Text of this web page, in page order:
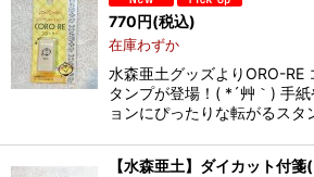
770円(税込)
在庫わずか
水森亜土グッズよりORO-RE
タンプが登場！( *´艸｀) 手
ョンにぴったりな転がるスタ
【水森亜土】ダイカット付